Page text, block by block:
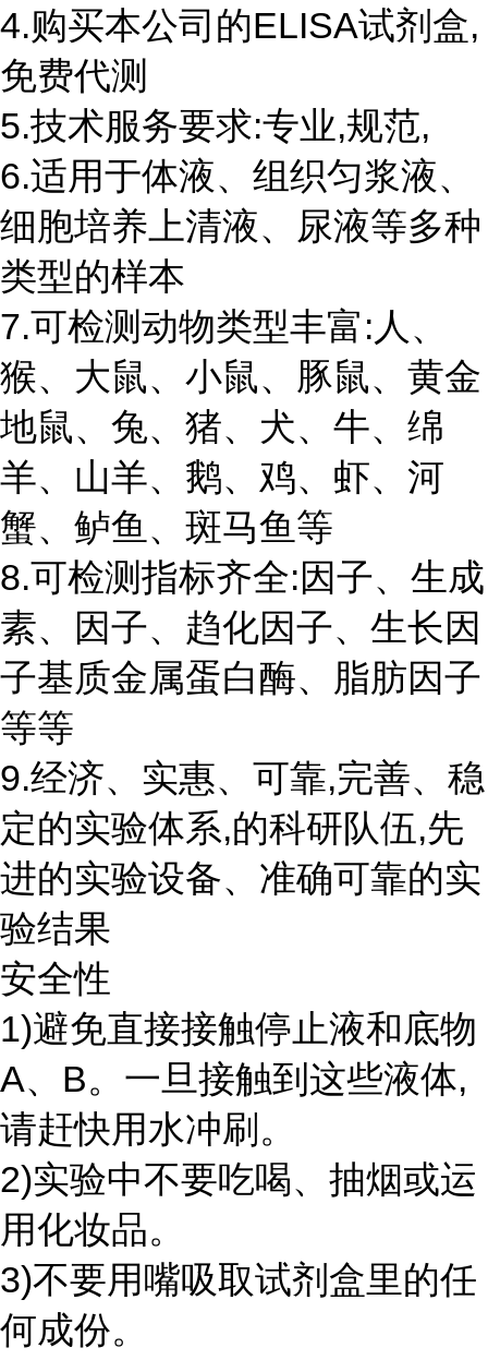
4.购买本公司的ELISA试剂盒,
免费代测
5.技术服务要求:专业,规范,
6.适用于体液、组织匀浆液、
细胞培养上清液、尿液等多种
类型的样本
7.可检测动物类型丰富:人、
猴、大鼠、小鼠、豚鼠、黄金
地鼠、兔、猪、犬、牛、绵
羊、山羊、鹅、鸡、虾、河
蟹、鲈鱼、斑马鱼等
8.可检测指标齐全:因子、生成
素、因子、趋化因子、生长因
子基质金属蛋白酶、脂肪因子
等等
9.经济、实惠、可靠,完善、稳
定的实验体系,的科研队伍,先
进的实验设备、准确可靠的实
验结果
安全性
1)避免直接接触停止液和底物
A、B。一旦接触到这些液体,
请赶快用水冲刷。
2)实验中不要吃喝、抽烟或运
用化妆品。
3)不要用嘴吸取试剂盒里的任
何成份。